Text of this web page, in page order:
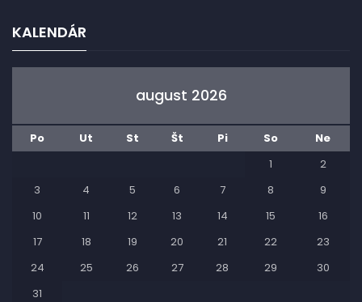
KALENDÁR
august 2026
Po Ut St Št Pi So
Ne
1
2
3
4 5 6 7 8
9
10
11 12 13 14 15
16
17
18 19 20 21 22
23
24
25 26 27 28 29
30
31